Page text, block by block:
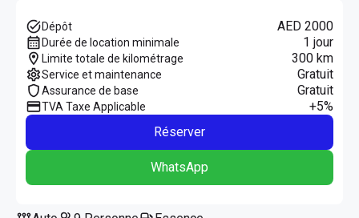
Dépôt AED 2000
Durée de location minimale 1 jour
Limite totale de kilométrage 300 km
Service et maintenance Gratuit
Assurance de base Gratuit
TVA Taxe Applicable
+5%
Réserver
WhatsApp